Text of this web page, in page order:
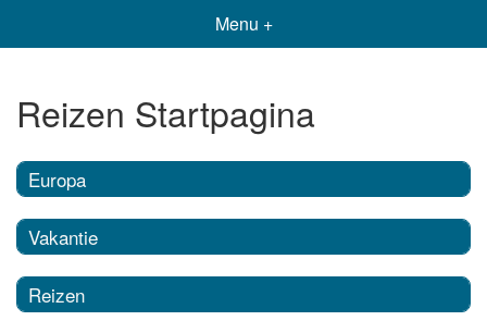
Menu +
Reizen Startpagina
Europa
Vakantie
Reizen